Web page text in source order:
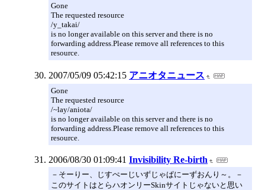
Gone
The requested resource
/y_takai/
is no longer available on this server and there is no
forwarding address.Please remove all references to this
resource.
2007/05/09 05:42:15 アニオタニュース
Gone
The requested resource
/~lay/aniota/
is no longer available on this server and there is no
forwarding address.Please remove all references to this
resource.
2006/08/30 01:09:41 Invisibility Re-birth
－そーりー、じすぺーじいずじゃぱにーずおんり～。－
このサイトはとらハオンリーSkinサイトじゃないと思い